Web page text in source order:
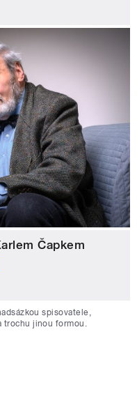
Čapkem
spisovatele,
trochu jinou formou.